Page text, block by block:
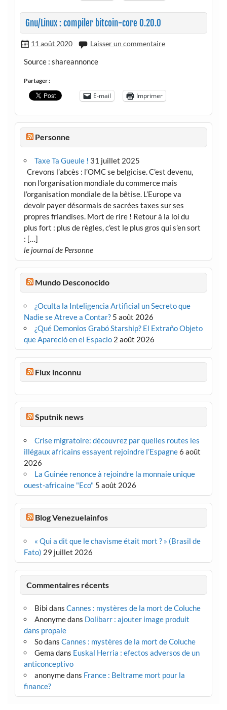
Gnu/Linux : compiler bitcoin-core 0.20.0
11 août 2020 Laisser un commentaire
Source : shareannonce
Partager :
E-mail Imprimer
Personne
Taxe Ta Gueule ! 31 juillet 2025
Crevons l’abcès : l’OMC se belgicise. C’est devenu,
non l’organisation mondiale du commerce mais
l’organisation mondiale de la bêtise. L’Europe va
devoir payer désormais de sacrées taxes sur ses
propres friandises. Mort de rire ! Retour à la loi du
plus fort : plus de règles, c’est le plus gros qui s’en sort
: […]
le journal de Personne
Mundo Desconocido
¿Oculta la Inteligencia Artificial un Secreto que
Nadie se Atreve a Contar? 5 août 2026
¿Qué Demonios Grabó Starship? El Extraño Objeto
que Apareció en el Espacio 2 août 2026
Flux inconnu
Sputnik news
Crise migratoire: découvrez par quelles routes les
illégaux africains essayent rejoindre l’Espagne6 août
2026
La Guinée renonce à rejoindre la monnaie unique
ouest-africaine "Eco" 5 août 2026
Blog Venezuelainfos
« Qui a dit que le chavisme était mort ? » (Brasil de
Fato) 29 juillet 2026
Commentaires récents
Bibi dans Cannes : mystères de la mort de Coluche
Anonymedans Dolibarr : ajouter image produit
dans propale
Sodans Cannes : mystères de la mort de Coluche
Gema dans Euskal Herria : efectos adversos de un
anticonceptivo
anonymedans France : Beltrame mort pour la
finance?